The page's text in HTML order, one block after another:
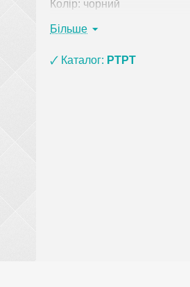
Колір: чорний
Країна виробник: Китай
рюкзаки, сумки,
Більше
🗸 Каталог: PTPT